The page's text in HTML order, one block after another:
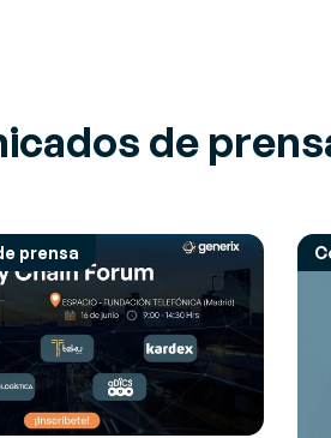
de
prensa